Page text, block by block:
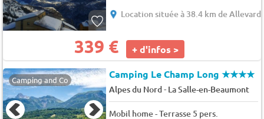
Location située à 38.4 km de Allevard
339 € + d'infos >
Camping and Co Camping Le Champ Long★★★★
Alpes du Nord- La Salle-en-Beaumont
Mobil home - Terrasse 5 pers.